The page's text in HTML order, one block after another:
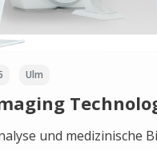
Ulm
und medizinische